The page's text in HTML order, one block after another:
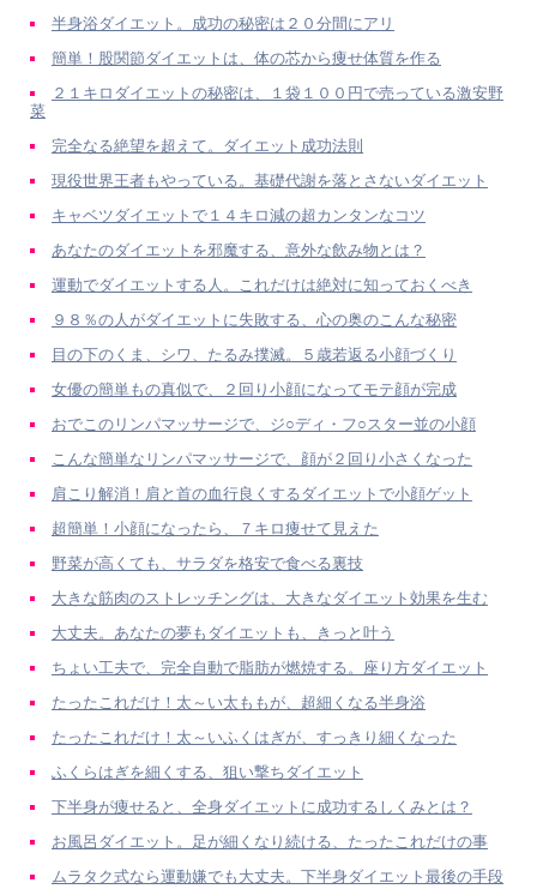
半身浴ダイエット。成功の秘密は２０分間にアリ
簡単！股関節ダイエットは、体の芯から痩せ体質を作る
２１キロダイエットの秘密は、１袋１００円で売っている激安野
菜
完全なる絶望を超えて。ダイエット成功法則
現役世界王者もやっている。基礎代謝を落とさないダイエット
キャベツダイエットで１４キロ減の超カンタンなコツ
あなたのダイエットを邪魔する、意外な飲み物とは？
運動でダイエットする人。これだけは絶対に知っておくべき
９８％の人がダイエットに失敗する、心の奥のこんな秘密
目の下のくま、シワ、たるみ撲滅。５歳若返る小顔づくり
女優の簡単もの真似で、２回り小顔になってモテ顔が完成
おでこのリンパマッサージで、ジ○ディ・フ○スター並の小顔
こんな簡単なリンパマッサージで、顔が２回り小さくなった
肩こり解消！肩と首の血行良くするダイエットで小顔ゲット
超簡単！小顔になったら、７キロ痩せて見えた
野菜が高くても、サラダを格安で食べる裏技
大きな筋肉のストレッチングは、大きなダイエット効果を生む
大丈夫。あなたの夢もダイエットも、きっと叶う
ちょい工夫で、完全自動で脂肪が燃焼する。座り方ダイエット
たったこれだけ！太～い太ももが、超細くなる半身浴
たったこれだけ！太～いふくはぎが、すっきり細くなった
ふくらはぎを細くする、狙い撃ちダイエット
下半身が痩せると、全身ダイエットに成功するしくみとは？
お風呂ダイエット。足が細くなり続ける、たったこれだけの事
ムラタク式なら運動嫌でも大丈夫。下半身ダイエット最後の手段